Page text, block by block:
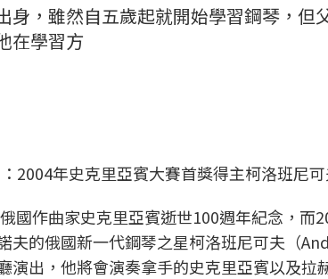
身，雖然自五歲起就開始學習鋼琴，
在學習方
2004年史克里亞賓大賽首獎得主柯洛班尼可
國作曲家史克里亞賓逝世100週年紀念，
夫的俄國新一代鋼琴之星柯洛班尼可夫（
演出，他將會演奏拿手的史克里亞賓以及